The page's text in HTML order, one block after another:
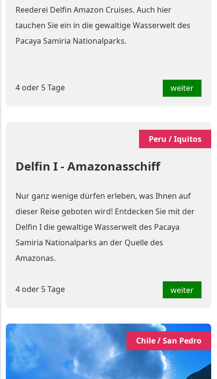
Reederei Delfin Amazon Cruises. Auch hier
tauchen Sie ein in die gewaltige Wasserwelt des
Pacaya Samiria Nationalparks.
4 oder 5 Tage weiter
Peru / Iquitos
Delfin I - Amazonasschiff
Nur ganz wenige dürfen erleben, was Ihnen auf
dieser Reise geboten wird! Entdecken Sie mit der
Delfin I die gewaltige Wasserwelt des Pacaya
Samiria Nationalparks an der Quelle des
Amazonas.
4 oder 5 Tage weiter
Chile / San Pedro